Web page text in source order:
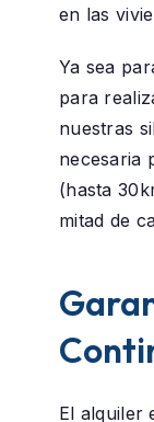
en las
Ya sea
para
nuestras
necesaria
(hasta
mitad de
El alquiler